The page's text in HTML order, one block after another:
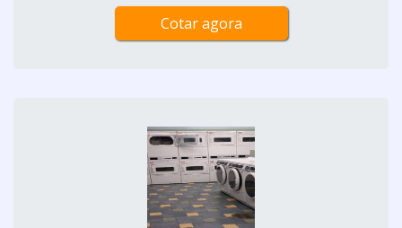
Cotar agora